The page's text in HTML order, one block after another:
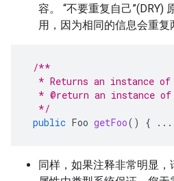
容。 “不要重复自己”(DRY)
用，因为相同的信息会重复
/**
* Returns an instance of
* @return an instance of
  */
public Foo getFoo() { ...
同样，如果注释非常明显